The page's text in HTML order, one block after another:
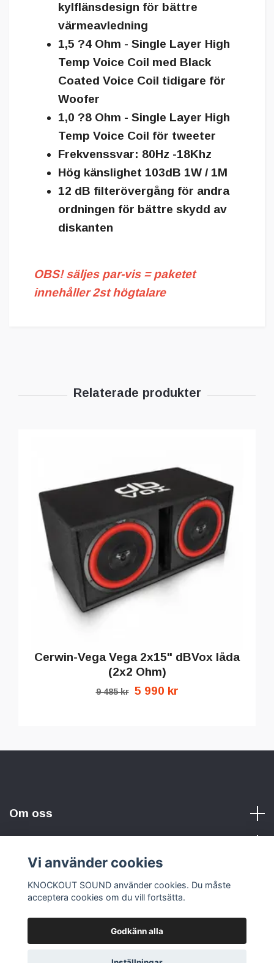
kylflänsdesign för bättre
värmeavledning
1,5 ?4 Ohm - Single Layer High
Temp Voice Coil med Black
Coated Voice Coil tidigare för
Woofer
1,0 ?8 Ohm - Single Layer High
Temp Voice Coil för tweeter
Frekvenssvar: 80Hz -18Khz
Hög känslighet 103dB 1W / 1M
12 dB filterövergång för andra
ordningen för bättre skydd av
diskanten
OBS! säljes par-vis= paketet
innehåller 2st högtalare
Cerwin-Vega Vega 2x15" dBVox låda
(2x2 Ohm)
9 485 kr 5 990 kr
Om oss
Sociala medier
© 2026 KNOCKOUT SOUND
Vi använder cookies
KNOCKOUT SOUND använder cookies. Du måste
acceptera cookies om du vill fortsätta.
Godkänn alla